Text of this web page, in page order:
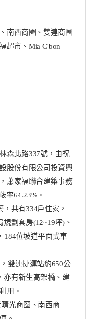
南西商圈、雙連商圈
超市、Mia C'bon
森北路337號，由祝
股份有限公司投資興
蕭家福聯合建築事務
率64.23%。
共有334戶住家，
劃套房(12~19坪)、
184位坡道平面式車
雙連捷運站約650公
亦有新生高架橋、建
用。
光商圈、南西商